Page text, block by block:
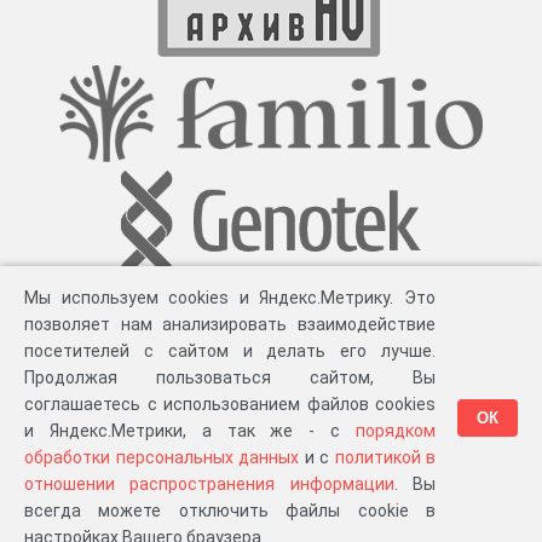
Разработка компании «Великіе предки», 2023-2026 гг. Блог.Суть проекта
Персональные данные.Распространение информации . ЧаВО. Сборка 111.38
Мы используем cookies и Яндекс.Метрику. Это
позволяет нам анализировать взаимодействие
посетителей с сайтом и делать его лучше.
Продолжая пользоваться сайтом, Вы
соглашаетесь с использованием файлов cookies
и Яндекс.Метрики, а так же - с порядком
обработки персональных данных и с политикой в
отношении распространения информации . Вы
всегда можете отключить файлы cookie в
настройках Вашего браузера.
ОК
в «Мои документы»